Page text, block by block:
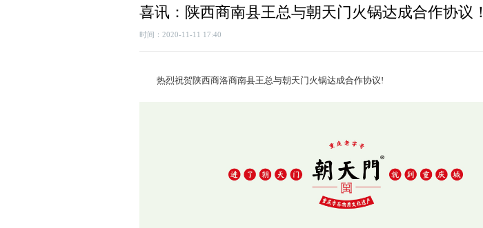
喜讯：陕西商南县王总与朝天门火锅达成合作协议！
时间：2020-11-11 17:40
热烈祝贺陕西商洛商南县王总与朝天门火锅达成合作协议!